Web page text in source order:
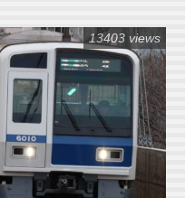
13403 views